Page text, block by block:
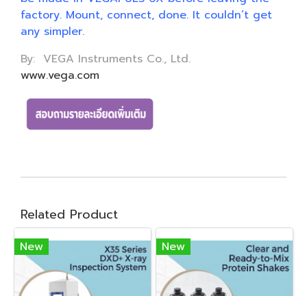
factory. Mount, connect, done. It couldn’t get
any simpler.
By: VEGA Instruments Co., Ltd.
www.vega.com
Related Product
New New